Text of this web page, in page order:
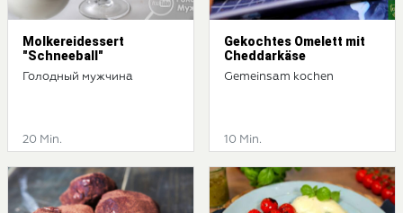
Molkereidessert
"Schneeball"
Голодный мужчина
20 Min.
Gekochtes Omelett mit
Cheddarkäse
Gemeinsam kochen
10 Min.